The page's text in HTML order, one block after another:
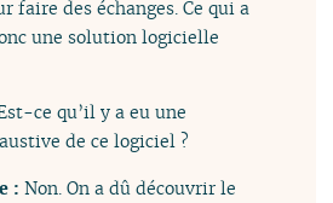
faire des échanges. Ce qui a
une solution logicielle
ce qu’il y a eu une
de ce logiciel ?
:Non. On a dû découvrir le